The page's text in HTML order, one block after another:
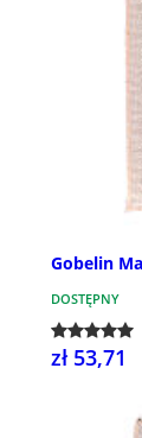
Gobelin
DOSTĘPNY
zł 53,71